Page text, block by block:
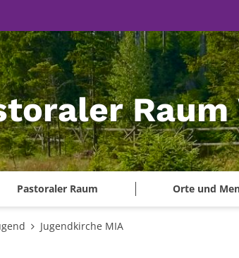
Raum
Pastoraler Raum Orte und
Jugendkirche MIA